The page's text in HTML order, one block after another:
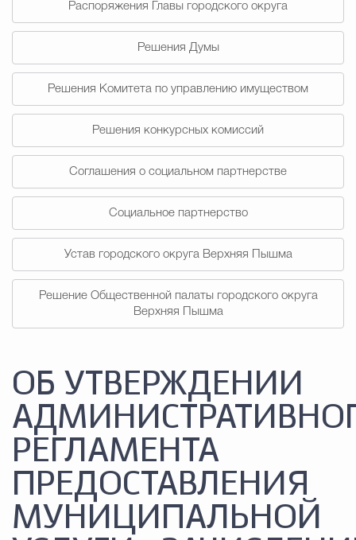
Общественная
Градостроительство и
Государственные организации
Распоряжения Главы городского округа
Решения Думы
Решения Комитета по управлению имуществом
Решения конкурсных комиссий
Соглашения о социальном партнерстве
Социальное партнерство
Устав городского округа Верхняя Пышма
Решение Общественной палаты городского округа
Верхняя Пышма
ОБ УТВЕРЖДЕНИИ
РЕГЛАМЕНТА
ПРЕДОСТАВЛЕНИЯ
МУНИЦИПАЛЬНОЙ